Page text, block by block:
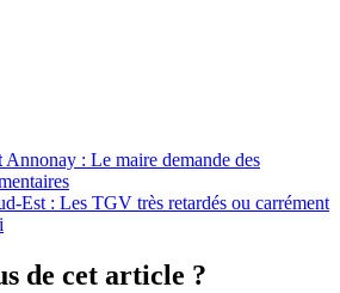
Annonay : Le maire demande des
Est : Les TGV très retardés ou carrément
de cet article ?